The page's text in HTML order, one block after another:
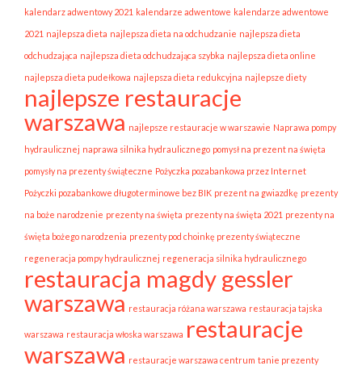
kalendarz adwentowy 2021 kalendarze adwentowe kalendarze adwentowe
2021 najlepsza dieta najlepsza dieta na odchudzanie najlepsza dieta
odchudzająca najlepsza dieta odchudzająca szybka najlepsza dieta online
najlepsza dieta pudełkowa najlepsza dieta redukcyjna najlepsze diety
najlepsze restauracje
warszawa najlepsze restauracje w warszawie Naprawa pompy
hydraulicznej naprawa silnika hydraulicznego pomysł na prezent na święta
pomysły na prezenty świąteczne Pożyczka pozabankowa przez Internet
Pożyczki pozabankowe długoterminowe bez BIK prezent na gwiazdkę prezenty
na boże narodzenie prezenty na święta prezenty na święta 2021 prezenty na
święta bożego narodzenia prezenty pod choinkę prezenty świąteczne
regeneracja pompy hydraulicznej regeneracja silnika hydraulicznego
restauracja magdy gessler
warszawa restauracja różana warszawa restauracja tajska
warszawa restauracja włoska warszawa restauracje
warszawa restauracje warszawa centrum tanie prezenty